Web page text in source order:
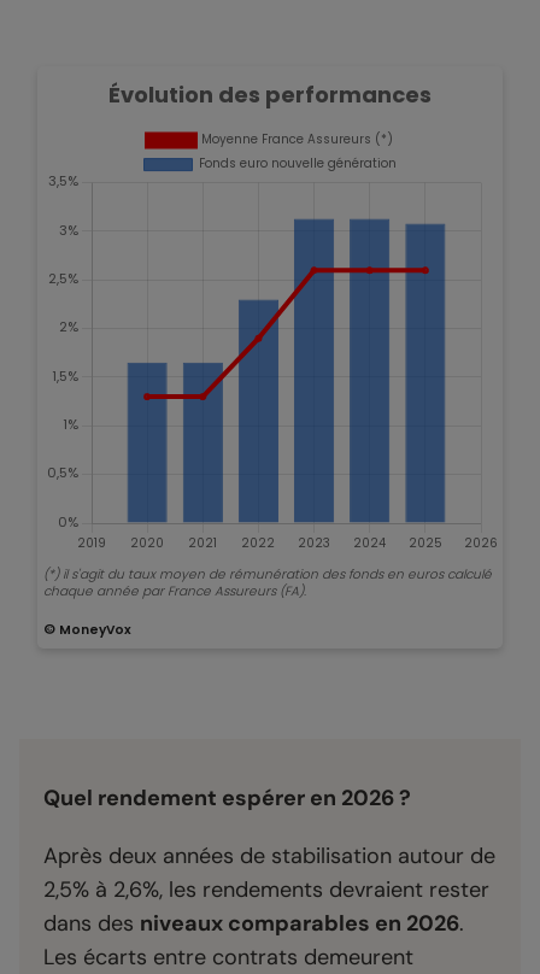
Quel rendement espérer en 2026 ?
Après deux années de stabilisation autour de
2,5% à 2,6%, les rendements devraient rester
dans des niveaux comparables en 2026.
Les écarts entre contrats demeurent